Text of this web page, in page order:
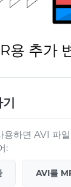
용 추가
하면 AVI 파일
:
AVI를